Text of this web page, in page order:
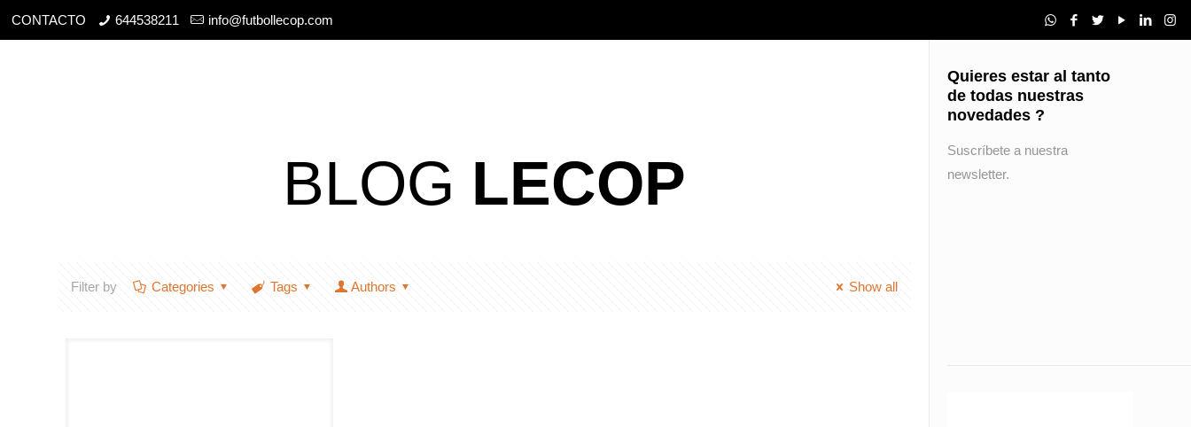
CONTACTO 644538211 info@futbollecop.com
BLOG LECOP
Filter by Categories Tags Authors Show all
Quieres estar al tanto
de todas nuestras
novedades ?
Suscríbete a nuestra
newsletter.